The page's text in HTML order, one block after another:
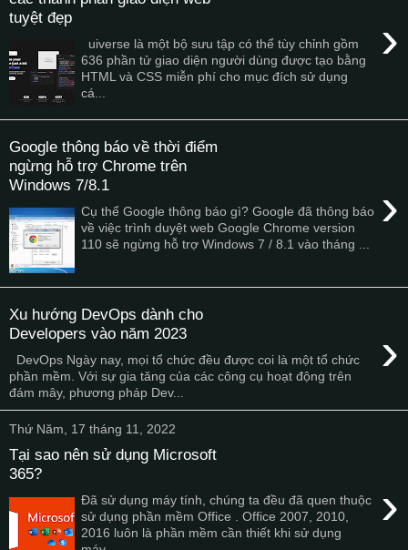
tuyệt đẹp
›
uiverse là một bộ sưu tập có thể tùy chỉnh gồm
636 phần tử giao diện người dùng được tạo bằng
HTML và CSS miễn phí cho mục đích sử dụng
cá...
Google thông báo về thời điểm
ngừng hỗ trợ Chrome trên
Windows 7/8.1
›
Cụ thể Google thông báo gì? Google đã thông báo
về việc trình duyệt web Google Chrome version
110 sẽ ngừng hỗ trợ Windows 7 / 8.1 vào tháng ...
Xu hướng DevOps dành cho
Developers vào năm 2023
›
DevOps Ngày nay, mọi tổ chức đều được coi là một tổ chức
phần mềm. Với sự gia tăng của các công cụ hoạt động trên
đám mây, phương pháp Dev...
Thứ Năm, 17 tháng 11, 2022
Tại sao nên sử dụng Microsoft
365?
›
Đã sử dụng máy tính, chúng ta đều đã quen thuộc
sử dụng phần mềm Office . Office 2007, 2010,
2016 luôn là phần mềm cần thiết khi sử dụng